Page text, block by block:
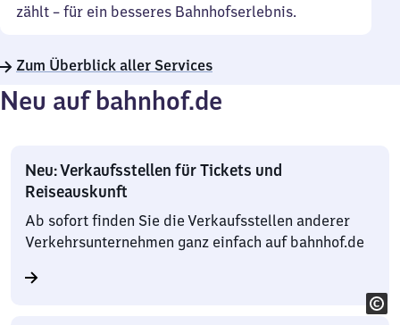
zählt – für ein besseres Bahnhofserlebnis.
Zum Überblick aller Services
Neu auf bahnhof.de
Neu: Verkaufsstellen für Tickets und
Reiseauskunft
Ab sofort finden Sie die Verkaufsstellen anderer
Verkehrsunternehmen ganz einfach auf bahnhof.de